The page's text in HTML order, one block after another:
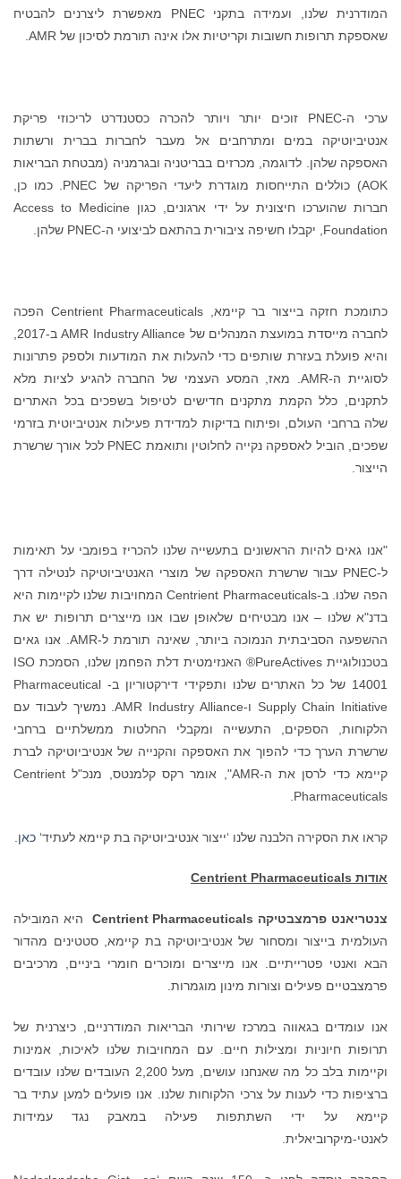
המודרנית שלנו, ועמידה בתקני PNEC מאפשרת ליצרנים להבטיח
שאספקת תרופות חשובות וקריטיות אלו אינה תורמת לסיכון של AMR.
ערכי ה-PNEC זוכים יותר ויותר להכרה כסטנדרט לריכוזי פריקת
אנטיביוטיקה במים ומתרחבים אל מעבר לחברות בברית ורשתות
האספקה ​​שלהן. לדוגמה, מכרזים בבריטניה ובגרמניה (מבטחת הבריאות
AOK) כוללים התייחסות מוגדרת ליעדי הפריקה של PNEC. כמו כן,
חברות שהוערכו חיצונית על ידי ארגונים, כגון Access to Medicine
Foundation, יקבלו חשיפה ציבורית בהתאם לביצועי ה-PNEC שלהן.
כתומכת חזקה בייצור בר קיימא, Centrient Pharmaceuticals הפכה
לחברה מייסדת במועצת המנהלים של AMR Industry Alliance ב-2017,
והיא פועלת בעזרת שותפים כדי להעלות את המודעות ולספק פתרונות
לסוגיית ה-AMR. מאז, המסע העצמי של החברה להגיע לציות מלא
לתקנים, כלל הקמת מתקנים חדישים לטיפול בשפכים בכל האתרים
שלה ברחבי העולם, ופיתוח בדיקות למדידת פעילות אנטיביוטית בזרמי
שפכים, הוביל לאספקה ​​נקייה לחלוטין ותואמת PNEC לכל אורך שרשרת
הייצור.
"אנו גאים להיות הראשונים בתעשייה שלנו להכריז בפומבי על תאימות
ל-PNEC עבור שרשרת האספקה ​​של מוצרי האנטיביוטיקה לנטילה דרך
הפה שלנו. ב-Centrient Pharmaceuticals המחויבות שלנו לקיימות היא
בדנ"א שלנו – אנו מבטיחים שלאופן שבו אנו מייצרים תרופות יש את
ההשפעה הסביבתית הנמוכה ביותר, שאינה תורמת ל-AMR. אנו גאים
בטכנולוגיית PureActives® האנזימטית דלת הפחמן שלנו, הסמכת ISO
14001 של כל האתרים שלנו ותפקידי דירקטוריון ב- Pharmaceutical
Supply Chain Initiative ו-AMR Industry Alliance. נמשיך לעבוד עם
הלקוחות, הספקים, התעשייה ומקבלי החלטות ממשלתיים ברחבי
שרשרת הערך כדי להפוך את האספקה ​​והקנייה של אנטיביוטיקה לברת
קיימא כדי לרסן את ה-AMR", אומר רקס קלמנטס, מנכ"ל Centrient
Pharmaceuticals.
קראו את הסקירה הלבנה שלנו ‘ייצור אנטיביוטיקה בת קיימא לעתיד‘ כאן
אודות Centrient Pharmaceuticals
צנטריאנט פרמצבטיקה Centrient Pharmaceuticals היא המובילה
העולמית בייצור ומסחור של אנטיביוטיקה בת קיימא, סטטינים מהדור
הבא ואנטי פטרייתיים. אנו מייצרים ומוכרים חומרי ביניים, מרכיבים
פרמצבטיים פעילים וצורות מינון מוגמרות.
אנו עומדים בגאווה במרכז שירותי הבריאות המודרניים, כיצרנית של
תרופות חיוניות ומצילות חיים. עם המחויבות שלנו לאיכות, אמינות
וקיימות בלב כל מה שאנחנו עושים, מעל 2,200 העובדים שלנו עובדים
ברציפות כדי לענות על צרכי הלקוחות שלנו. אנו פועלים למען עתיד בר
קיימא על ידי השתתפות פעילה במאבק נגד עמידות
לאנטי-מיקרוביאלית.